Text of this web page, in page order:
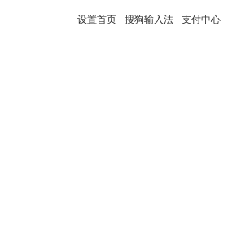
设置首页 - 搜狗输入法 - 支付中心 -